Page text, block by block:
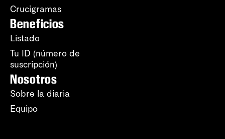
Crucigramas
Beneficios
Listado
Tu ID (número de
suscripción)
Nosotros
Sobre la diaria
Equipo